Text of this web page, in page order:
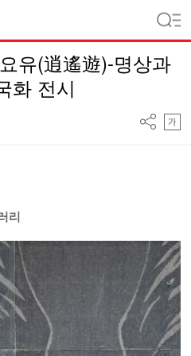
유(逍遙遊)-명상과
화 전시
리